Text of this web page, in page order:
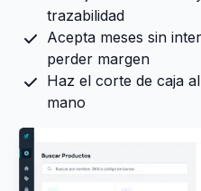
trazabilidad
Acepta meses sin
perder margen
Haz el corte de caja
mano